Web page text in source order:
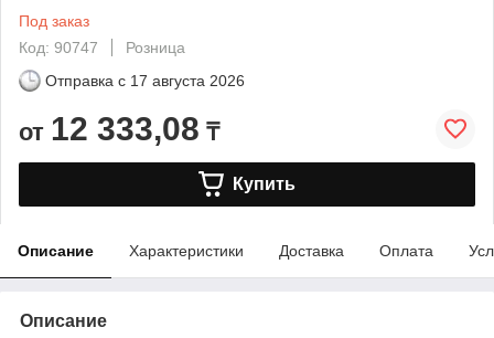
Под заказ
Код: 90747
Розница
Отправка с 17 августа 2026
от 12 333,08 ₸
Купить
Описание Характеристики Доставка Оплата
Описание